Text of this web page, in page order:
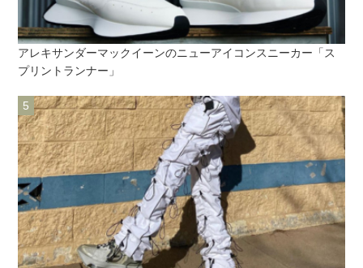
アレキサンダーマックイーンのニューアイコンスニーカー「ス
プリントランナー」